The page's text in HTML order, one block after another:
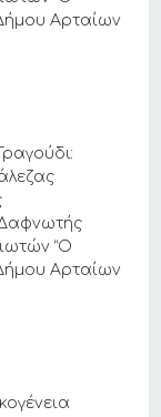
Αρταίων
Δαφνωτής
“Ο
Αρταίων